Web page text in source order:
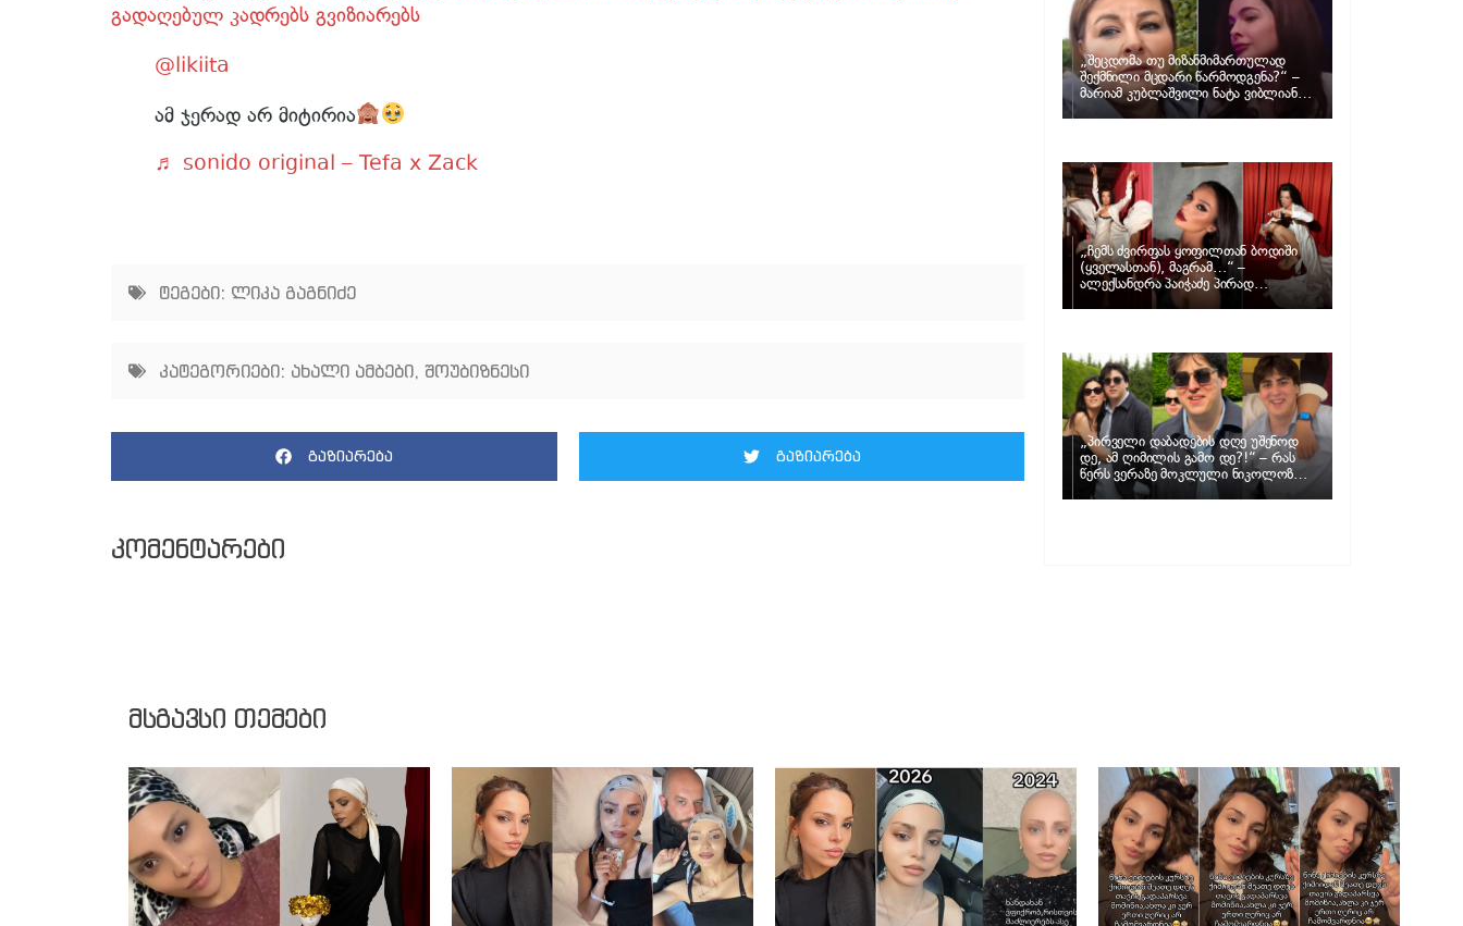
გადაღებულ კადრებს გვიზიარებს
@likiita
ამ ჯერად არ მიტირია
♬ sonido original – Tefa x Zack
ტეგები: ლიკა გაგნიძე
კატეგორიები: ახალი ამბები, შოუბიზნესი
გაზიარება გაზიარება
კომენტარები
„შეცდომა თუ მიზანმიმართულად
შექმნილი მცდარი წარმოდგენა?“ –
მარიამ კუბლაშვილი ნატა ვიბლიანის
საქმეზე ვიდეომიმართვას ავრცელებს
„ჩემს ძვირფას ყოფილთან ბოდიში
(ყველასთან), მაგრამ…“ –
ალექსანდრა პაიჭაძე პირად
„პირველი დაბადების დღე უშენოდ
დე, ამ ღიმილის გამო დე?!“ – რას
წერს ვერაზე მოკლული ნიკოლოზ
ღუნაშვილის დედა
მსგავსი თემები